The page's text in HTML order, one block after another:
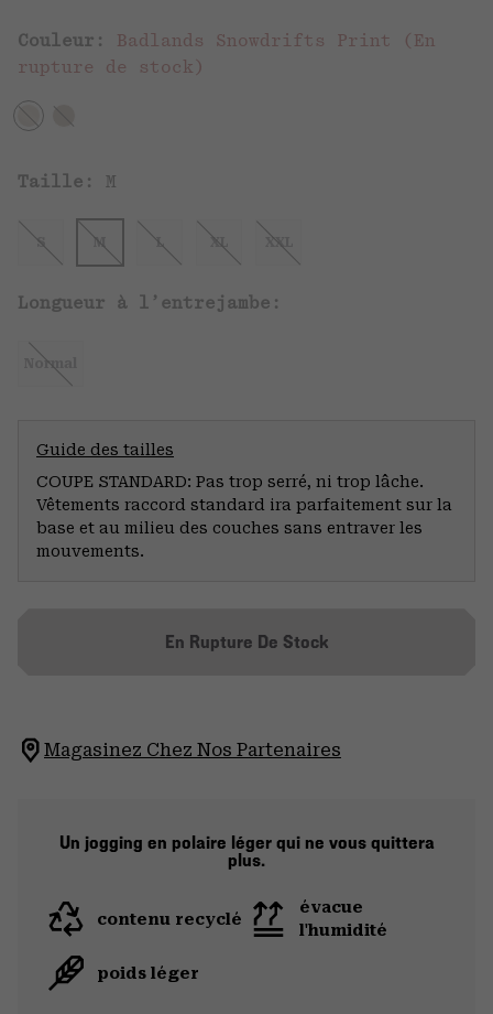
Couleur: Badlands Snowdrifts Print (En
rupture de stock)
Taille: M
S M L XL XXL
Longueur à l’entrejambe:
Normal
Guide des tailles
COUPE STANDARD: Pas trop serré, ni trop lâche.
Vêtements raccord standard ira parfaitement sur la
base et au milieu des couches sans entraver les
mouvements.
En Rupture De Stock
Magasinez Chez Nos Partenaires
Un jogging en polaire léger qui ne vous quittera
plus.
contenu recyclé
évacue
l'humidité
poids léger